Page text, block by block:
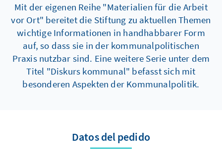
Mit der eigenen Reihe "Materialien für die Arbeit
vor Ort" bereitet die Stiftung zu aktuellen Themen
wichtige Informationen in handhabbarer Form
auf, so dass sie in der kommunalpolitischen
Praxis nutzbar sind. Eine weitere Serie unter dem
Titel "Diskurs kommunal" befasst sich mit
besonderen Aspekten der Kommunalpolitik.
Datos del pedido